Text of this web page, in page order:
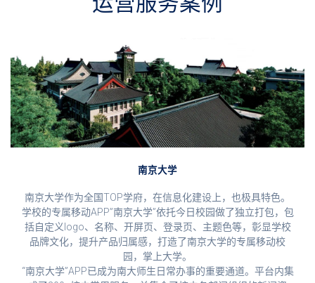
南京大学
南京大学作为全国TOP学府，在信息化建设上，也极具特色。
学校的专属移动APP”南京大学”依托今日校园做了独立打包，包
括自定义logo、名称、开屏页、登录页、主题色等，彰显学校
品牌文化，提升产品归属感，打造了南京大学的专属移动校
园，掌上大学。
“南京大学”APP已成为南大师生日常办事的重要通道。平台内集